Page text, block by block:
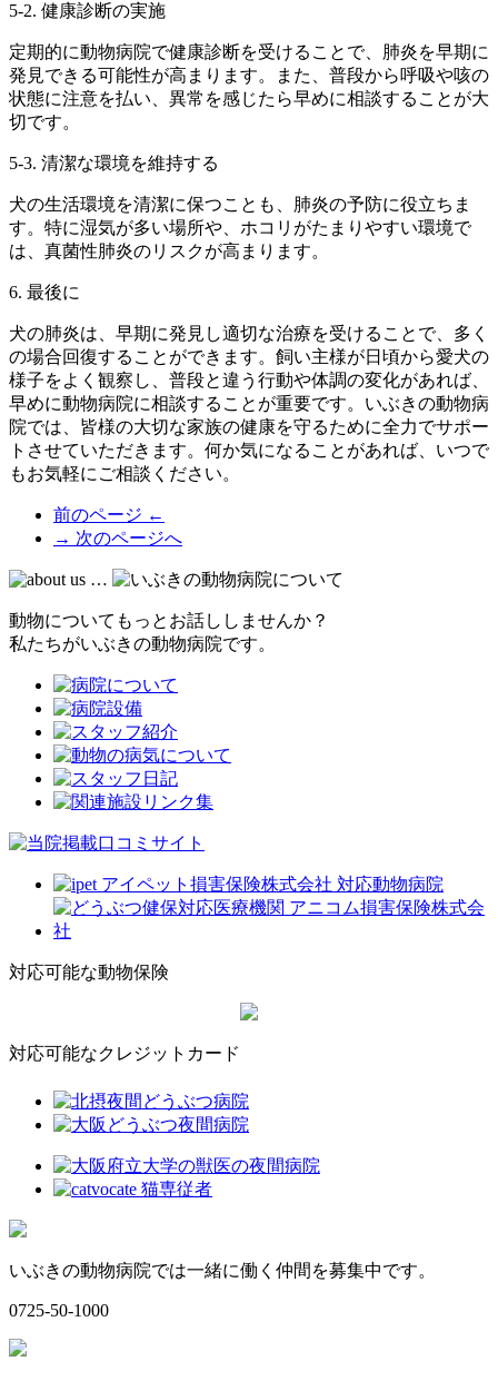
5-2. 健康診断の実施
定期的に動物病院で健康診断を受けることで、肺炎を早期に
発見できる可能性が高まります。また、普段から呼吸や咳の
状態に注意を払い、異常を感じたら早めに相談することが大
切です。
5-3. 清潔な環境を維持する
犬の生活環境を清潔に保つことも、肺炎の予防に役立ちま
す。特に湿気が多い場所や、ホコリがたまりやすい環境で
は、真菌性肺炎のリスクが高まります。
6. 最後に
犬の肺炎は、早期に発見し適切な治療を受けることで、多く
の場合回復することができます。飼い主様が日頃から愛犬の
様子をよく観察し、普段と違う行動や体調の変化があれば、
早めに動物病院に相談することが重要です。いぶきの動物病
院では、皆様の大切な家族の健康を守るために全力でサポー
トさせていただきます。何か気になることがあれば、いつで
もお気軽にご相談ください。
前のページ ←
→ 次のページへ
動物についてもっとお話ししませんか？
私たちがいぶきの動物病院です。
対応可能な動物保険
対応可能なクレジットカード
いぶきの動物病院では一緒に働く仲間を募集中です。
0725-50-1000